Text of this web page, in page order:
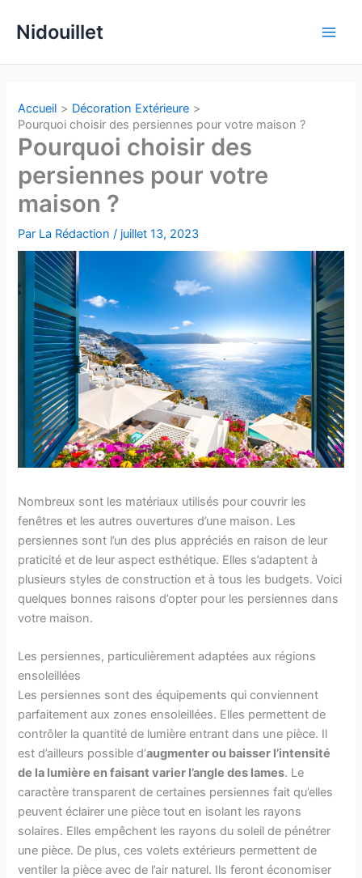
Nidouillet
Accueil
Décoration Extérieure
Pourquoi choisir des persiennes pour votre maison ?
Pourquoi choisir des
persiennes pour votre
maison ?
Par La Rédaction/ juillet 13, 2023
Nombreux sont les matériaux utilisés pour couvrir les
fenêtres et les autres ouvertures d’une maison. Les
persiennes sont l’un des plus appréciés en raison de leur
praticité et de leur aspect esthétique. Elles s’adaptent à
plusieurs styles de construction et à tous les budgets. Voici
quelques bonnes raisons d’opter pour les persiennes dans
votre maison.
Les persiennes, particulièrement adaptées aux régions
ensoleillées
Les persiennes sont des équipements qui conviennent
parfaitement aux zones ensoleillées. Elles permettent de
contrôler la quantité de lumière entrant dans une pièce. Il
est d’ailleurs possible d’augmenter ou baisser l’intensité
de la lumière en faisant varier l’angle des lames. Le
caractère transparent de certaines persiennes fait qu’elles
peuvent éclairer une pièce tout en isolant les rayons
solaires. Elles empêchent les rayons du soleil de pénétrer
une pièce. De plus, ces volets extérieurs permettent de
ventiler la pièce avec de l’air naturel. Ils feront économiser